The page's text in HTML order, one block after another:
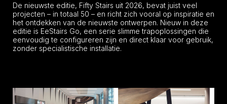
De nieuwste editie, Fifty Stairs uit 2026, bevat juist veel
projecten – in totaal 50 – en richt zich vooral op inspiratie en
het ontdekken van de nieuwste ontwerpen. Nieuw in deze
editie is EeStairs Go, een serie slimme trapoplossingen die
eenvoudig te configureren zijn en direct klaar voor gebruik,
zonder specialistische installatie.